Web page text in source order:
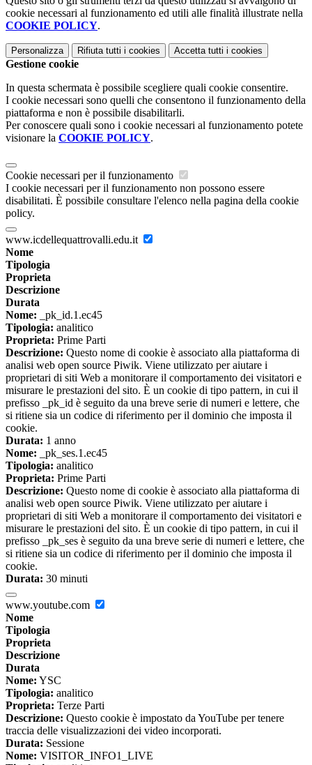
cookie necessari al funzionamento ed utili alle finalità illustrate nella
COOKIE POLICY.
Personalizza Rifiuta tutti i cookies Accetta tutti i cookies
Gestione cookie
In questa schermata è possibile scegliere quali cookie consentire.
I cookie necessari sono quelli che consentono il funzionamento della
piattaforma e non è possibile disabilitarli.
Per conoscere quali sono i cookie necessari al funzionamento potete
visionare la COOKIE POLICY.
Cookie necessari per il funzionamento
I cookie necessari per il funzionamento non possono essere
disabilitati. È possibile consultare l'elenco nella pagina della cookie
policy.
www.icdellequattrovalli.edu.it
Nome
Tipologia
Proprieta
Descrizione
Durata
Nome: _pk_id.1.ec45
Tipologia: analitico
Proprieta: Prime Parti
Descrizione: Questo nome di cookie è associato alla piattaforma di
analisi web open source Piwik. Viene utilizzato per aiutare i
proprietari di siti Web a monitorare il comportamento dei visitatori e
misurare le prestazioni del sito. È un cookie di tipo pattern, in cui il
prefisso _pk_id è seguito da una breve serie di numeri e lettere, che
si ritiene sia un codice di riferimento per il dominio che imposta il
cookie.
Durata: 1 anno
Nome: _pk_ses.1.ec45
Tipologia: analitico
Proprieta: Prime Parti
Descrizione: Questo nome di cookie è associato alla piattaforma di
analisi web open source Piwik. Viene utilizzato per aiutare i
proprietari di siti Web a monitorare il comportamento dei visitatori e
misurare le prestazioni del sito. È un cookie di tipo pattern, in cui il
prefisso _pk_ses è seguito da una breve serie di numeri e lettere, che
si ritiene sia un codice di riferimento per il dominio che imposta il
cookie.
Durata: 30 minuti
www.youtube.com
Nome
Tipologia
Proprieta
Descrizione
Durata
Nome: YSC
Tipologia: analitico
Proprieta: Terze Parti
Descrizione: Questo cookie è impostato da YouTube per tenere
traccia delle visualizzazioni dei video incorporati.
Durata: Sessione
Nome: VISITOR_INFO1_LIVE